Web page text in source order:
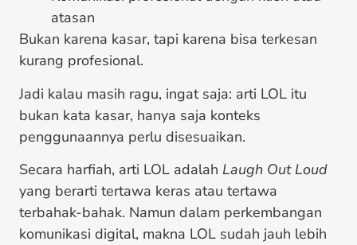
atasan
Bukan karena kasar, tapi karena bisa terkesan
kurang profesional.
Jadi kalau masih ragu, ingat saja: arti LOL itu
bukan kata kasar, hanya saja konteks
penggunaannya perlu disesuaikan.
Secara harfiah, arti LOL adalah Laugh Out Loud
yang berarti tertawa keras atau tertawa
terbahak-bahak. Namun dalam perkembangan
komunikasi digital, makna LOL sudah jauh lebih